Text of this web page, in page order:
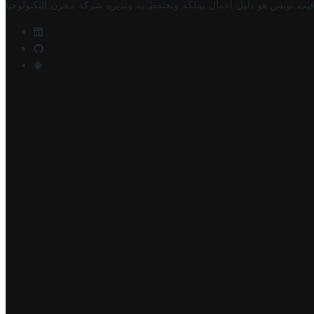
تونس هو دليل أعمال تملكه وتحتفظ به وتديره شركة مخزن التكنولوجيا